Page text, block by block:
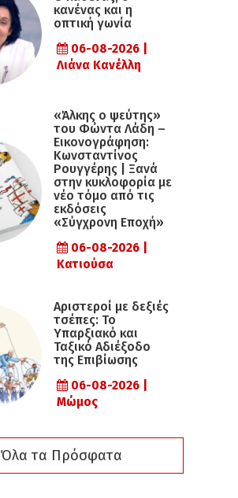
κανένας και η
οπτική γωνία
06-08-2026 |
Λιάνα Κανέλλη
«Άλκης ο ψεύτης»
του Φώντα Λάδη –
Εικονογράφηση:
Κωνσταντίνος
Ρουγγέρης | Ξανά
στην κυκλοφορία με
νέο τόμο από τις
εκδόσεις
«Σύγχρονη Εποχή»
06-08-2026 |
Κατιούσα
Αριστεροί με δεξιές
τσέπες: Το
Υπαρξιακό και
Ταξικό Αδιέξοδο
της Επιβίωσης
06-08-2026 |
Μώμος
Όλα τα Πρόσφατα